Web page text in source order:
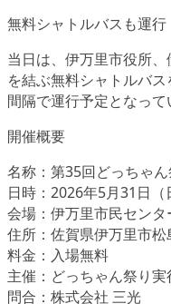
無料シャトルバスも運行
当日は、伊万里市役所
を結ぶ無料シャトルバ
間隔で運行予定となって
開催概要
名称：第35回どっちゃん
日時：2026年5月31日（
会場：伊万里市民センタ
住所：佐賀県伊万里市松
料金：入場無料
主催：どっちゃん祭り実
問合：株式会社 三光